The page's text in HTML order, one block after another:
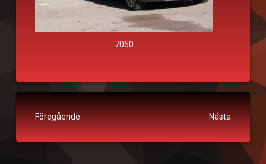
7060
Fortsätt läsa
Föregående Nästa